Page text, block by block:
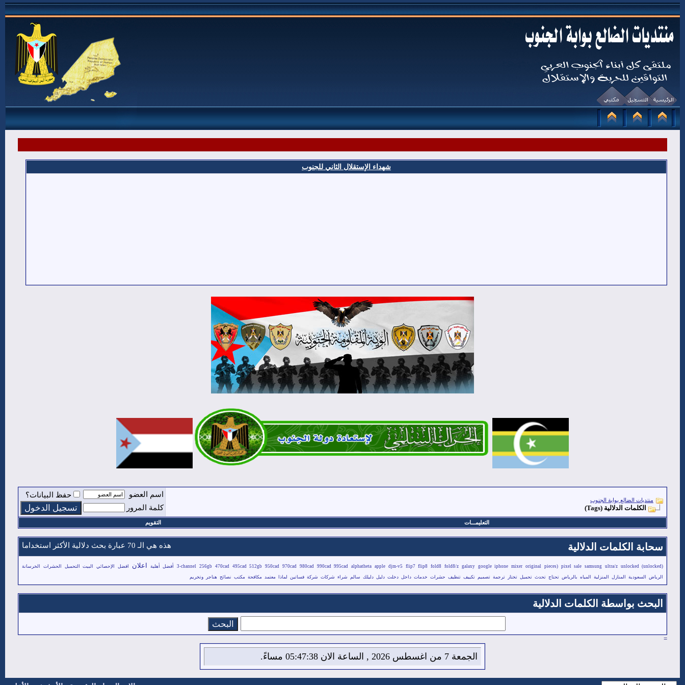
شهداء الإستقلال الثاني للجنوب
منتديات الضالع بوابة الجنوب
الكلمات الدلالية (Tags)
اسم العضو
حفظ البيانات؟
كلمة المرور
التعليمـــات التقويم
هذه هي الـ 70 عبارة بحث دلالية الأكثر استخداما سحابة الكلمات الدلالية
(unlocked)
3-channel 256gb 470cad 495cad 512gb 950cad 970cad 980cad 990cad 995cad alphatheta apple djm-v5 flip7 flip8 fold8 fold8/z galaxy google iphone mixer original pieces) pixel sale samsung ultra/z unlocked أفضل أهلية اعلان افضل الإحصائي البيت التحميل الحشرات الخرسانة
الرياض السعودية المنازل المنزلية المياه بالرياض تحتاج تحدث تحميل تختار ترجمة تصميم تكييف تنظيف حشرات خدمات داخل دخلت دليل دليلك سالم شراء شركات شركة فساتين لماذا معتمد مكافحة مكتب نصائح هناجر وتخريم
البحث بواسطة الكلمات الدلالية
=
الجمعة 7 من اغسطس 2026 , الساعة الان 05:47:39 مساءً.